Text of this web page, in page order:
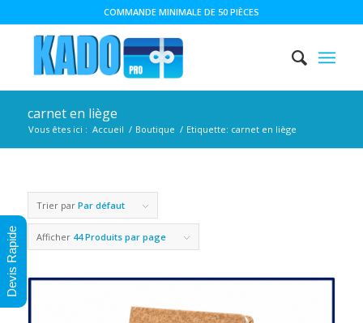
COMMANDE MINIMALE DE 50 PIÈCES
carnet en liège
Vous êtes ici : Accueil / Boutique / Etiquette: carnet en liège
Trier par Par défaut
Afficher 44 Produits par page
Devis Rapide